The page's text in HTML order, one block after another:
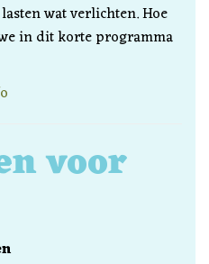
wat verlichten. Hoe
in dit korte programma
voor